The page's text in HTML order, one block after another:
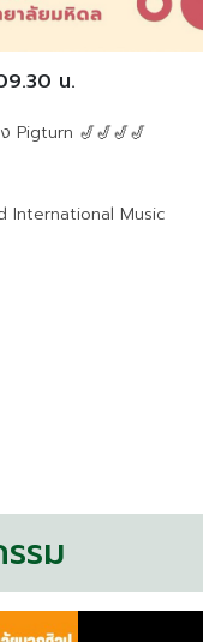
น.
Pigturn 🎷🎷🎷🎷
International Music
รม